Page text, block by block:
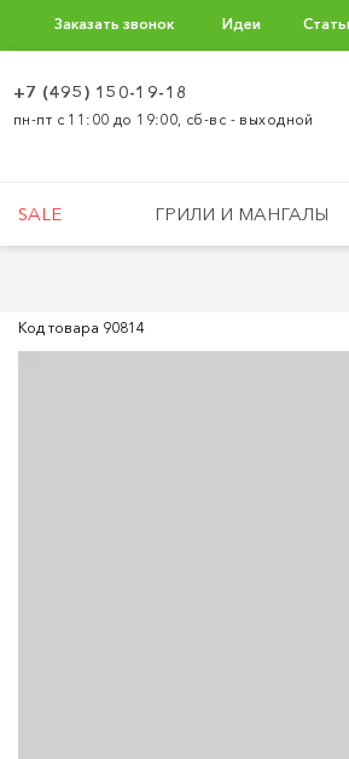
Заказать звонок Идеи
+7 (495) 150-19-18
пн-пт с 11:00 до 19:00, сб-вс - выходной
SALE ГРИЛИ И МАНГАЛЫ
Код товара 90814